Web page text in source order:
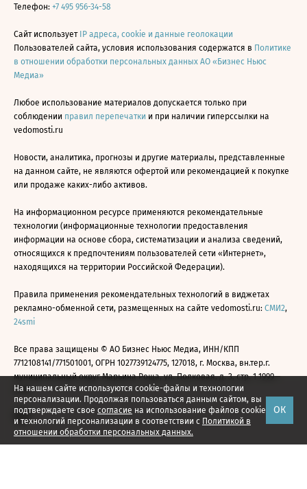
На нашем сайте используются cookie-файлы и технологии
персонализации. Продолжая пользоваться данным сайтом, вы
подтверждаете свое согласие на использование файлов cookie
и технологий персонализации в соответствии с Политикой в
отношении обработки персональных данных.
ОК
Телефон: +7 495 956-34-58
Сайт использует IP адреса, cookie и данные геолокации
Пользователей сайта, условия использования содержатся в Политике
в отношении обработки персональных данных АО «Бизнес Ньюс
Медиа»
Любое использование материалов допускается только при
соблюдении правил перепечатки и при наличии гиперссылки на
vedomosti.ru
Новости, аналитика, прогнозы и другие материалы, представленные
на данном сайте, не являются офертой или рекомендацией к покупке
или продаже каких-либо активов.
На информационном ресурсе применяются рекомендательные
технологии (информационные технологии предоставления
информации на основе сбора, систематизации и анализа сведений,
относящихся к предпочтениям пользователей сети «Интернет»,
находящихся на территории Российской Федерации).
Правила применения рекомендательных технологий в виджетах
рекламно-обменной сети, размещенных на сайте vedomosti.ru: СМИ2,
24smi
Все права защищены © АО Бизнес Ньюс Медиа, ИНН/КПП
7712108141/771501001, ОГРН 1027739124775, 127018, г. Москва, вн.тер.г.
муниципальный округ Марьина Роща, ул. Полковая, д. 3, стр. 1 1999—
2026